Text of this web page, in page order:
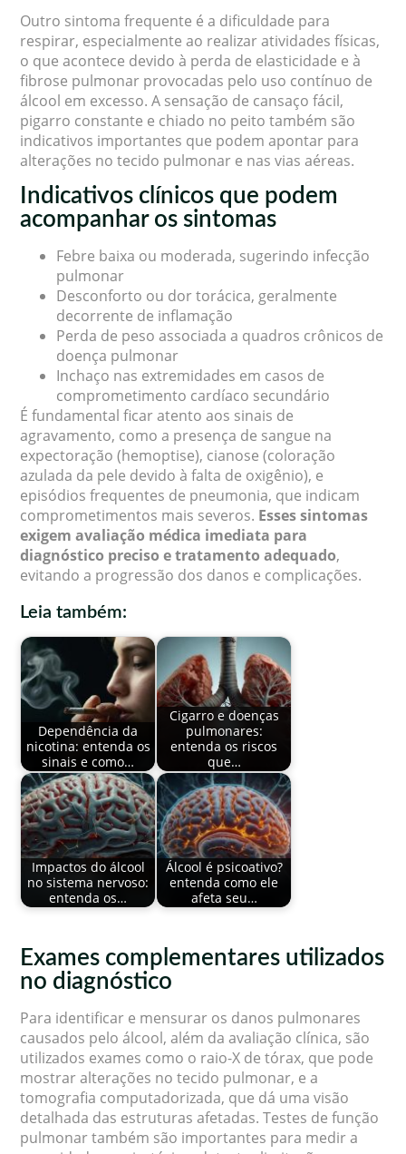
Outro sintoma frequente é a dificuldade para
respirar, especialmente ao realizar atividades físicas,
o que acontece devido à perda de elasticidade e à
fibrose pulmonar provocadas pelo uso contínuo de
álcool em excesso. A sensação de cansaço fácil,
pigarro constante e chiado no peito também são
indicativos importantes que podem apontar para
alterações no tecido pulmonar e nas vias aéreas.
Indicativos clínicos que podem
acompanhar os sintomas
Febre baixa ou moderada, sugerindo infecção
pulmonar
Desconforto ou dor torácica, geralmente
decorrente de inflamação
Perda de peso associada a quadros crônicos de
doença pulmonar
Inchaço nas extremidades em casos de
comprometimento cardíaco secundário
É fundamental ficar atento aos sinais de
agravamento, como a presença de sangue na
expectoração (hemoptise), cianose (coloração
azulada da pele devido à falta de oxigênio), e
episódios frequentes de pneumonia, que indicam
comprometimentos mais severos. Esses sintomas
exigem avaliação médica imediata para
diagnóstico preciso e tratamento adequado,
evitando a progressão dos danos e complicações.
Leia também:
Dependência da
nicotina: entenda os
sinais e como…
Cigarro e doenças
pulmonares:
entenda os riscos
que…
Impactos do álcool
no sistema nervoso:
entenda os…
Álcool é psicoativo?
entenda como ele
afeta seu…
Exames complementares utilizados
no diagnóstico
Para identificar e mensurar os danos pulmonares
causados pelo álcool, além da avaliação clínica, são
utilizados exames como o raio-X de tórax, que pode
mostrar alterações no tecido pulmonar, e a
tomografia computadorizada, que dá uma visão
detalhada das estruturas afetadas. Testes de função
pulmonar também são importantes para medir a